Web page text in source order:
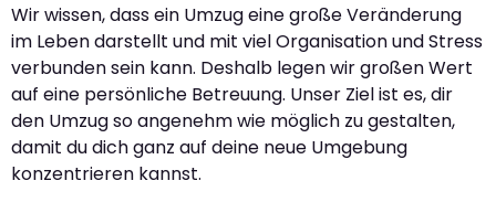
Wir wissen, dass ein Umzug eine große Veränderung
im Leben darstellt und mit viel Organisation und Stress
verbunden sein kann. Deshalb legen wir großen Wert
auf eine persönliche Betreuung. Unser Ziel ist es, dir
den Umzug so angenehm wie möglich zu gestalten,
damit du dich ganz auf deine neue Umgebung
konzentrieren kannst.